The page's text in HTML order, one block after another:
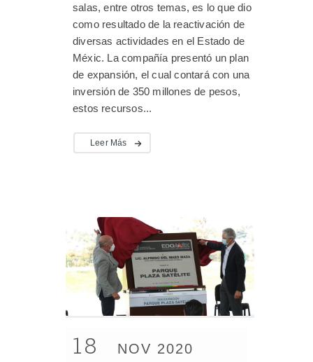
salas, entre otros temas, es lo que dio
como resultado de la reactivación de
diversas actividades en el Estado de
Méxic. La compañía presentó un plan
de expansión, el cual contará con una
inversión de 350 millones de pesos,
estos recursos...
Leer Más
18 NOV 2020